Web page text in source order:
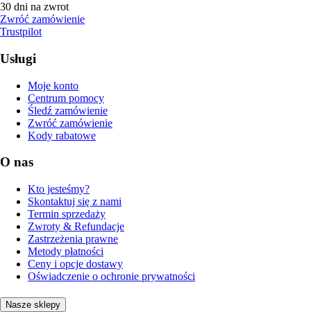
30 dni na zwrot
Zwróć zamówienie
Trustpilot
Usługi
Moje konto
Centrum pomocy
Śledź zamówienie
Zwróć zamówienie
Kody rabatowe
O nas
Kto jesteśmy?
Skontaktuj się z nami
Termin sprzedaży
Zwroty & Refundacje
Zastrzeżenia prawne
Metody płatności
Ceny i opcje dostawy
Oświadczenie o ochronie prywatności
Nasze sklepy